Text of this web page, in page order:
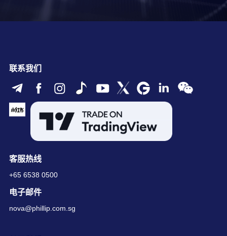
联系我们
客服热线
+65 6538 0500
电子邮件
nova@phillip.com.sg